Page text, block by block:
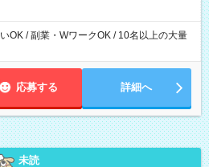
OK / 副業・WワークOK / 10名以上の大量
応募する 詳細へ
未読